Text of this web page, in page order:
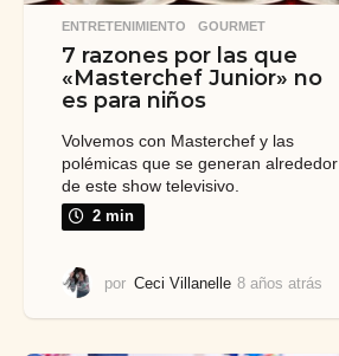
ENTRETENIMIENTO ,GOURMET
7 razones por las que
«Masterchef Junior» no
es para niños
Volvemos con Masterchef y las
polémicas que se generan alrededor
de este show televisivo.
2 min
por Ceci Villanelle 8 años atrás